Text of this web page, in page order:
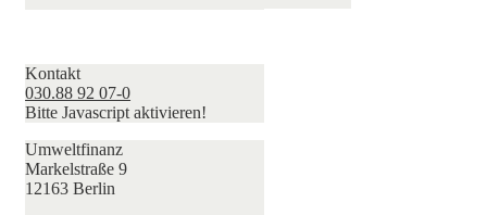
Kontakt
030.88 92 07-0
Bitte Javascript aktivieren!
Umweltfinanz
Markelstraße 9
12163 Berlin